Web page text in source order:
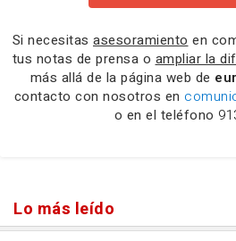
Si necesitas asesoramiento en
tus notas de prensa o ampliar la
más allá de la página web de
contacto con nosotros en
o en el teléfono
Lo más leído